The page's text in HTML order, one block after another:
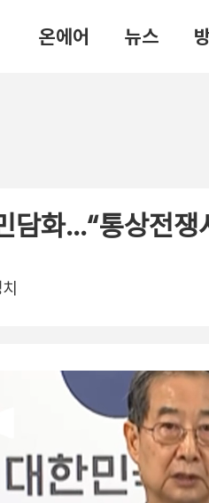
온에어 뉴스
담화…“통상전쟁